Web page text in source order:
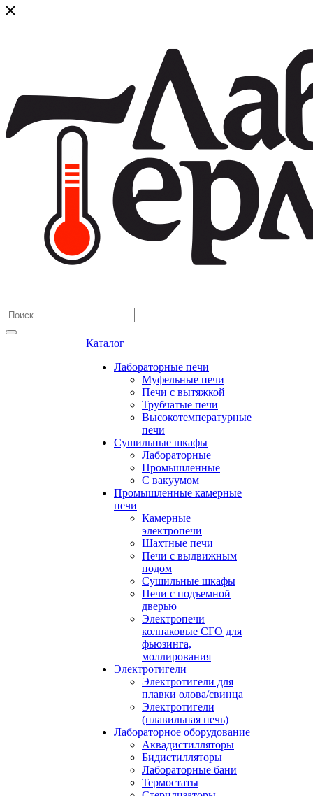
Каталог
Лабораторные печи
Муфельные печи
Печи с вытяжкой
Трубчатые печи
Высокотемпературные
печи
Сушильные шкафы
Лабораторные
Промышленные
С вакуумом
Промышленные камерные
печи
Камерные
электропечи
Шахтные печи
Печи с выдвижным
подом
Сушильные шкафы
Печи с подъемной
дверью
Электропечи
колпаковые СГО для
фьюзинга,
моллирования
Электротигели
Электротигели для
плавки олова/свинца
Электротигели
(плавильная печь)
Лабораторное оборудование
Аквадистилляторы
Бидистилляторы
Лабораторные бани
Термостаты